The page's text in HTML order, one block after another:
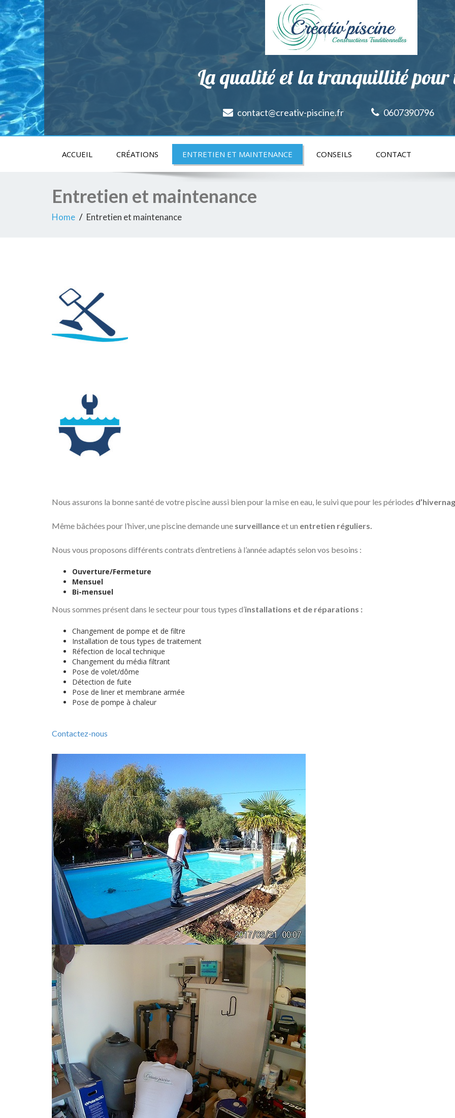
La qualité et la tranquillité pour
contact@creativ-piscine.fr 0607390796
ACCUEIL CRÉATIONS ENTRETIEN ET MAINTENANCE CONSEILS CONTACT
Entretien et maintenance
Home Entretien et maintenance
Nous assurons la bonne santé de votre piscine aussi bien pour la mise en eau, le suivi que pour les périodes
Même bâchées pour l’hiver, une piscine demande une surveillanceet un entretien réguliers.
Nous vous proposons différents contrats d’entretiens à l’année adaptés selon vos besoins :
Ouverture/Fermeture
Mensuel
Bi-mensuel
Nous sommes présent dans le secteur pour tous types d’installations et de réparations :
Changement de pompe et de filtre
Installation de tous types de traitement
Réfection de local technique
Changement du média filtrant
Pose de volet/dôme
Détection de fuite
Pose de liner et membrane armée
Pose de pompe à chaleur
Contactez-nous